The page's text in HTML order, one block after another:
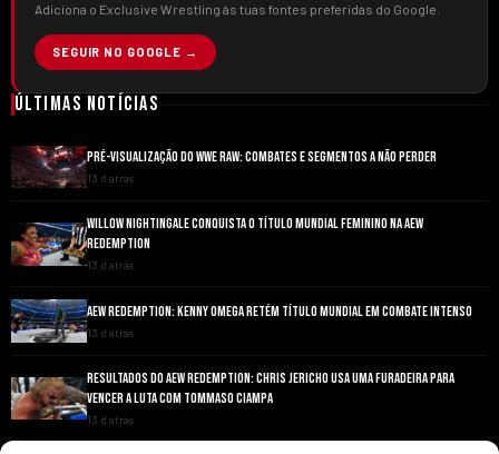
Adiciona o Exclusive Wrestling às tuas fontes preferidas do Google.
SEGUIR NO GOOGLE →
Últimas Notícias
PRÉ-VISUALIZAÇÃO DO WWE RAW: COMBATES E SEGMENTOS A NÃO PERDER
13 d atrás
WILLOW NIGHTINGALE CONQUISTA O TÍTULO MUNDIAL FEMININO NA AEW
REDEMPTION
13 d atrás
AEW REDEMPTION: KENNY OMEGA RETÉM TÍTULO MUNDIAL EM COMBATE INTENSO
13 d atrás
RESULTADOS DO AEW REDEMPTION: CHRIS JERICHO USA UMA FURADEIRA PARA
VENCER A LUTA COM TOMMASO CIAMPA
13 d atrás